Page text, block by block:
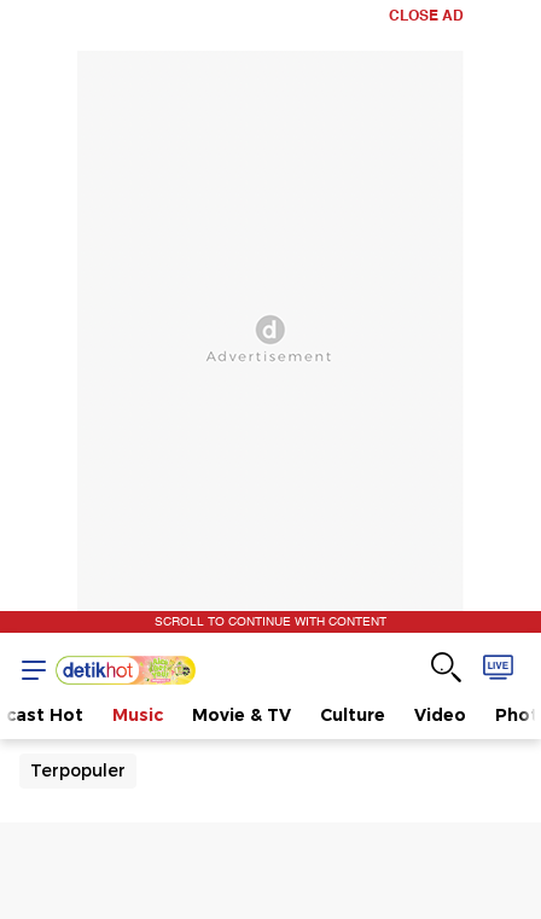
CLOSE AD
SCROLL TO CONTINUE WITH CONTENT
Hot Music Movie & TV Culture Video
Terpopuler